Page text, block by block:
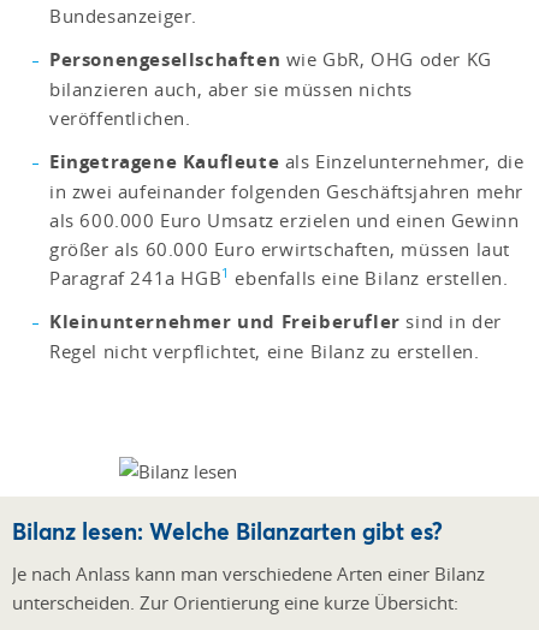
Bundesanzeiger.
Personengesellschaften wie GbR, OHG oder KG
bilanzieren auch, aber sie müssen nichts
veröffentlichen.
Eingetragene Kaufleute als Einzelunternehmer, die
in zwei aufeinander folgenden Geschäftsjahren mehr
als 600.000 Euro Umsatz erzielen und einen Gewinn
größer als 60.000 Euro erwirtschaften, müssen laut
Paragraf 241a HGB1 ebenfalls eine Bilanz erstellen.
Kleinunternehmer und Freiberufler sind in der
Regel nicht verpflichtet, eine Bilanz zu erstellen.
Bilanz lesen: Welche Bilanzarten gibt es?
Je nach Anlass kann man verschiedene Arten einer Bilanz
unterscheiden. Zur Orientierung eine kurze Übersicht: